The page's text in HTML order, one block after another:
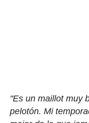
"Es un maillot muy
pelotón. Mi